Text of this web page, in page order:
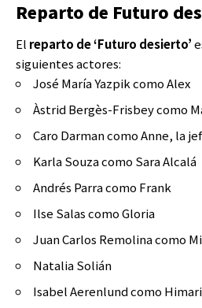
Reparto de Futuro
El reparto de ‘Futuro desierto’
siguientes actores:
José María Yazpik como Alex
Àstrid Bergès-Frisbey como
Caro Darman como Anne, la
Karla Souza como Sara Alcalá
Andrés Parra como Frank
Ilse Salas como Gloria
Juan Carlos Remolina como
Natalia Solián
Isabel Aerenlund como